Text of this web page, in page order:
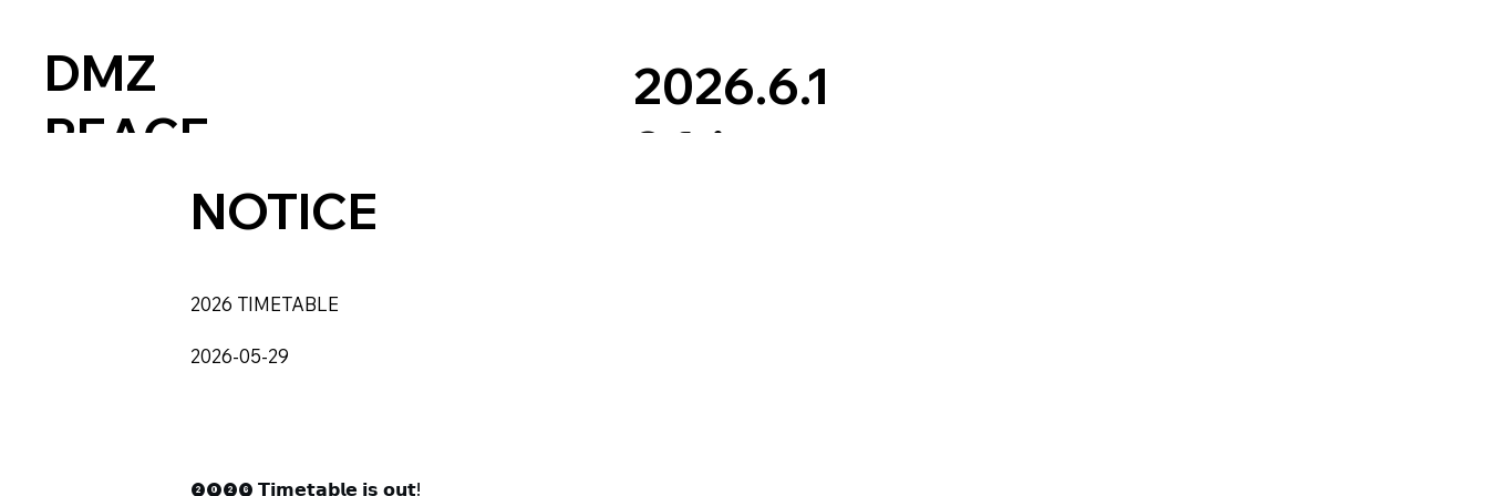
2026.6.1
2 fri -
DMZ
PEACE
TRAIN
FESTIVA
NOTICE
2026 TIMETABLE
2026-05-29
❷⓿❷❻ 𝗧𝗶𝗺𝗲𝘁𝗮𝗯𝗹𝗲 𝗶𝘀 𝗼𝘂𝘁!